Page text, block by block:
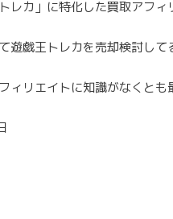
レカ」に特化した買取アフ
遊戯王トレカを売却検討し
ィリエイトに知識がなくと